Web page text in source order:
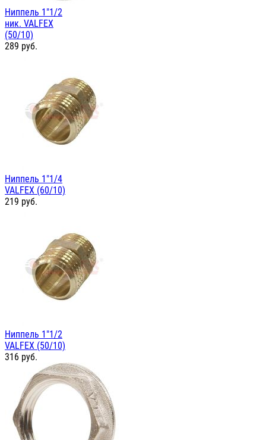
Ниппель 1"1/2
ник. VALFEX
(50/10)
289 руб.
Ниппель 1"1/4
VALFEX (60/10)
219 руб.
Ниппель 1"1/2
VALFEX (50/10)
316 руб.